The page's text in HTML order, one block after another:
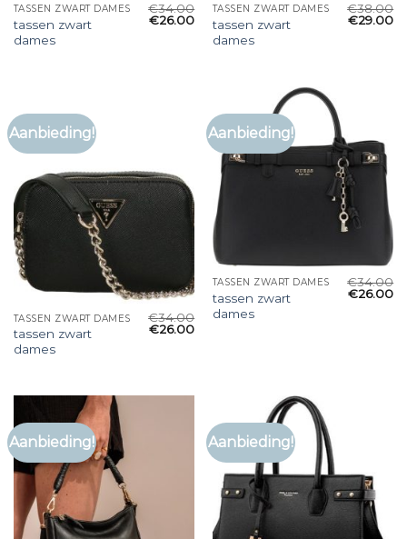
TASSEN ZWART DAMES
tassen zwart
dames
€34.00
€26.00
TASSEN ZWART DAMES
tassen zwart
dames
€38.00
€29.00
Aanbieding!
TASSEN ZWART DAMES
tassen zwart
dames
€34.00
€26.00
Aanbieding!
TASSEN ZWART DAMES
tassen zwart
dames
€34.00
€26.00
Aanbieding! Aanbieding!